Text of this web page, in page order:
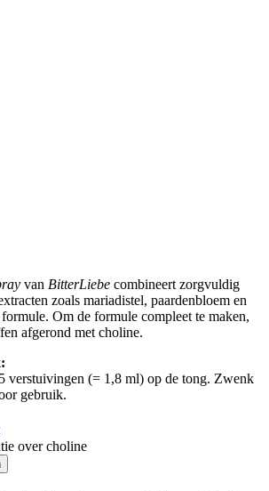
van BitterLiebe combineert zorgvuldig
zoals mariadistel, paardenbloem en
Om de formule compleet te maken,
afgerond met choline.
verstuivingen (= 1,8 ml) op de tong. Zwenk
gebruik.
over choline